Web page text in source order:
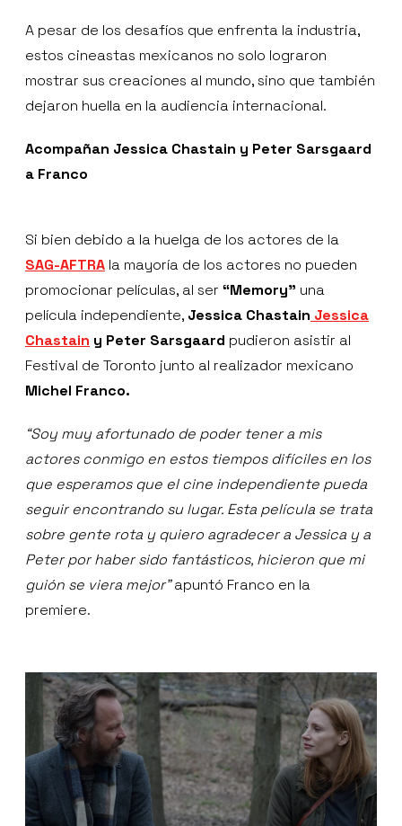
A pesar de los desafíos que enfrenta la industria,
estos cineastas mexicanos no solo lograron
mostrar sus creaciones al mundo, sino que también
dejaron huella en la audiencia internacional.
Acompañan Jessica Chastain y Peter Sarsgaard
a Franco
Si bien debido a la huelga de los actores de la
SAG-AFTRA la mayoría de los actores no pueden
promocionar películas, al ser “Memory” una
película independiente, Jessica Chastain Jessica
Chastain y Peter Sarsgaard pudieron asistir al
Festival de Toronto junto al realizador mexicano
Michel Franco.
“Soy muy afortunado de poder tener a mis
actores conmigo en estos tiempos difíciles en los
que esperamos que el cine independiente pueda
seguir encontrando su lugar. Esta película se trata
sobre gente rota y quiero agradecer a Jessica y a
Peter por haber sido fantásticos, hicieron que mi
guión se viera mejor”apuntó Franco en la
premiere.